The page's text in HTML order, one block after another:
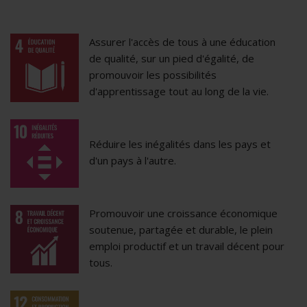
Assurer l'accès de tous à une éducation
de qualité, sur un pied d'égalité, de
promouvoir les possibilités
d'apprentissage tout au long de la vie.
Réduire les inégalités dans les pays et
d'un pays à l'autre.
Promouvoir une croissance économique
soutenue, partagée et durable, le plein
emploi productif et un travail décent pour
tous.